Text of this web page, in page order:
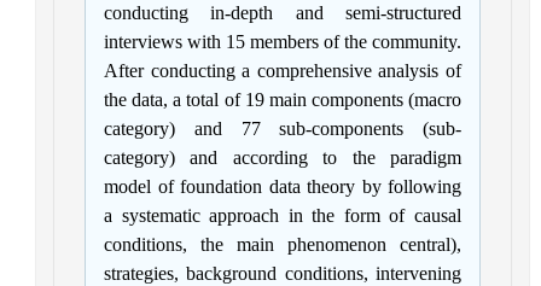
conducting in-depth and semi-structured
interviews with 15 members of the community.
After conducting a comprehensive analysis of
the data, a total of 19 main components (macro
category) and 77 sub-components (sub-
category) and according to the paradigm
model of foundation data theory by following
a systematic approach in the form of causal
conditions, the main phenomenon central),
strategies, background conditions, intervening